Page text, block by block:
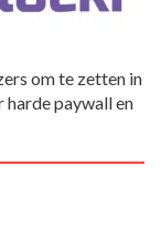
om te zetten in
harde paywall en